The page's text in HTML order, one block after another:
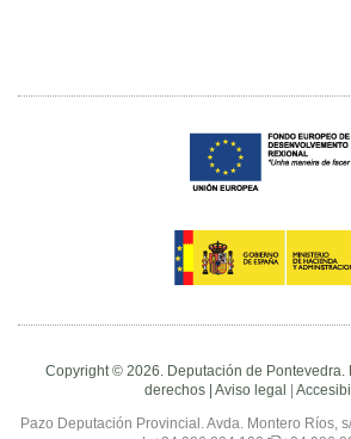
Copyright © 2026. Deputación de Pontevedra.
derechos | Aviso legal
Pazo Deputación Provincial. Avda. Montero Ríos,